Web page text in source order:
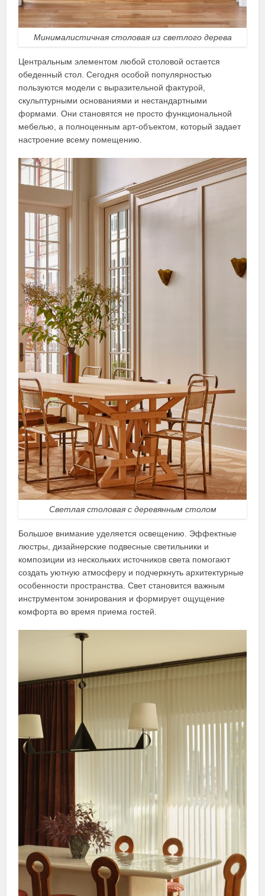
Минималистичная столовая из светлого дерева
Центральным элементом любой столовой остается
обеденный стол. Сегодня особой популярностью
пользуются модели с выразительной фактурой,
скульптурными основаниями и нестандартными
формами. Они становятся не просто функциональной
мебелью, а полноценным арт-объектом, который задает
настроение всему помещению.
Светлая столовая с деревянным столом
Большое внимание уделяется освещению. Эффектные
люстры, дизайнерские подвесные светильники и
композиции из нескольких источников света помогают
создать уютную атмосферу и подчеркнуть архитектурные
особенности пространства. Свет становится важным
инструментом зонирования и формирует ощущение
комфорта во время приема гостей.